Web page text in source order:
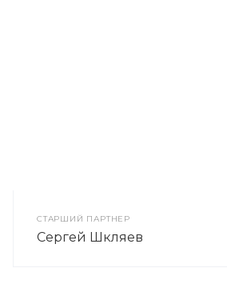
СТАРШИЙ ПАРТНЕР
Сергей Шкляев